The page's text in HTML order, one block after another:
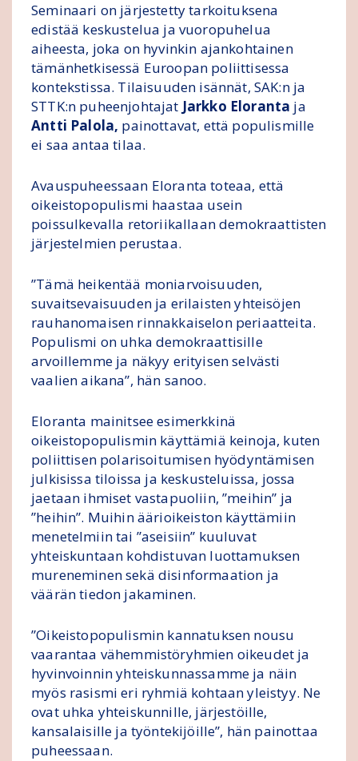
Seminaari on järjestetty tarkoituksena
edistää keskustelua ja vuoropuhelua
aiheesta, joka on hyvinkin ajankohtainen
tämänhetkisessä Euroopan poliittisessa
kontekstissa. Tilaisuuden isännät, SAK:n ja
STTK:n puheenjohtajat Jarkko Eloranta ja
Antti Palola, painottavat, että populismille
ei saa antaa tilaa.
Avauspuheessaan Eloranta toteaa, että
oikeistopopulismi haastaa usein
poissulkevalla retoriikallaan demokraattisten
järjestelmien perustaa.
”Tämä heikentää moniarvoisuuden,
suvaitsevaisuuden ja erilaisten yhteisöjen
rauhanomaisen rinnakkaiselon periaatteita.
Populismi on uhka demokraattisille
arvoillemme ja näkyy erityisen selvästi
vaalien aikana”, hän sanoo.
Eloranta mainitsee esimerkkinä
oikeistopopulismin käyttämiä keinoja, kuten
poliittisen polarisoitumisen hyödyntämisen
julkisissa tiloissa ja keskusteluissa, jossa
jaetaan ihmiset vastapuoliin, ”meihin” ja
”heihin”. Muihin äärioikeiston käyttämiin
menetelmiin tai ”aseisiin” kuuluvat
yhteiskuntaan kohdistuvan luottamuksen
mureneminen sekä disinformaation ja
väärän tiedon jakaminen.
”Oikeistopopulismin kannatuksen nousu
vaarantaa vähemmistöryhmien oikeudet ja
hyvinvoinnin yhteiskunnassamme ja näin
myös rasismi eri ryhmiä kohtaan yleistyy. Ne
ovat uhka yhteiskunnille, järjestöille,
kansalaisille ja työntekijöille”, hän painottaa
puheessaan.